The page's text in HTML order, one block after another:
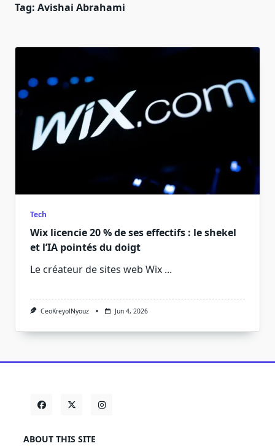
Tag: Avishai Abrahami
Tech
Wix licencie 20 % de ses effectifs : le shekel
et l’IA pointés du doigt
Le créateur de sites web Wix ...
CeoKreyolNyouz Jun 4, 2026
ABOUT THIS SITE